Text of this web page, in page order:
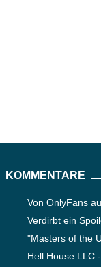
KOMMENTARE
Von OnlyFans
Verdirbt ein
"Masters of the
Hell House LLC